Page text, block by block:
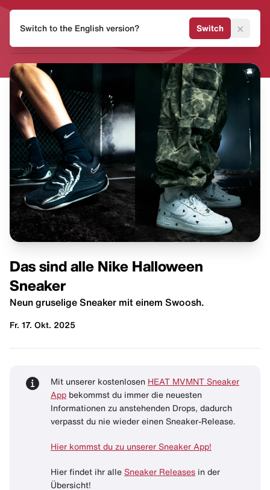
MVMNT
Das sind alle Nike Halloween
Sneaker
Neun gruselige Sneaker mit einem Swoosh.
Fr. 17. Okt. 2025
Mit unserer kostenlosen HEAT MVMNT Sneaker
App bekommst du immer die neuesten
Informationen zu anstehenden Drops, dadurch
verpasst du nie wieder einen Sneaker-Release.
Hier kommst du zu unserer Sneaker App!
Hier findet ihr alle Sneaker Releases in der
Übersicht!
Switch to the English version? Switch ×